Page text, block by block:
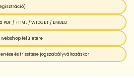
/ HTML / WIDGET / EMBED
webshop felületére
és frissítése jogszabályváltozáskor